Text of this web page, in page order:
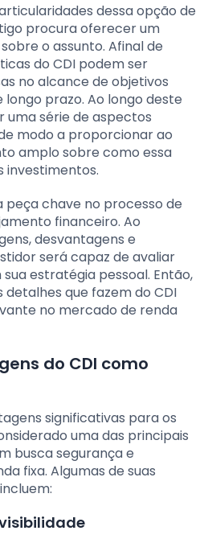
dessa opção de
procura oferecer um
o assunto. Afinal de
do CDI podem ser
no alcance de objetivos
prazo. Ao longo deste
uma série de aspectos
modo a proporcionar ao
amplo sobre como essa
investimentos.
peça chave no processo de
financeiro. Ao
desvantagens e
será capaz de avaliar
estratégia pessoal. Então,
que fazem do CDI
no mercado de renda
do CDI como
significativas para os
uma das principais
busca segurança e
fixa. Algumas de suas